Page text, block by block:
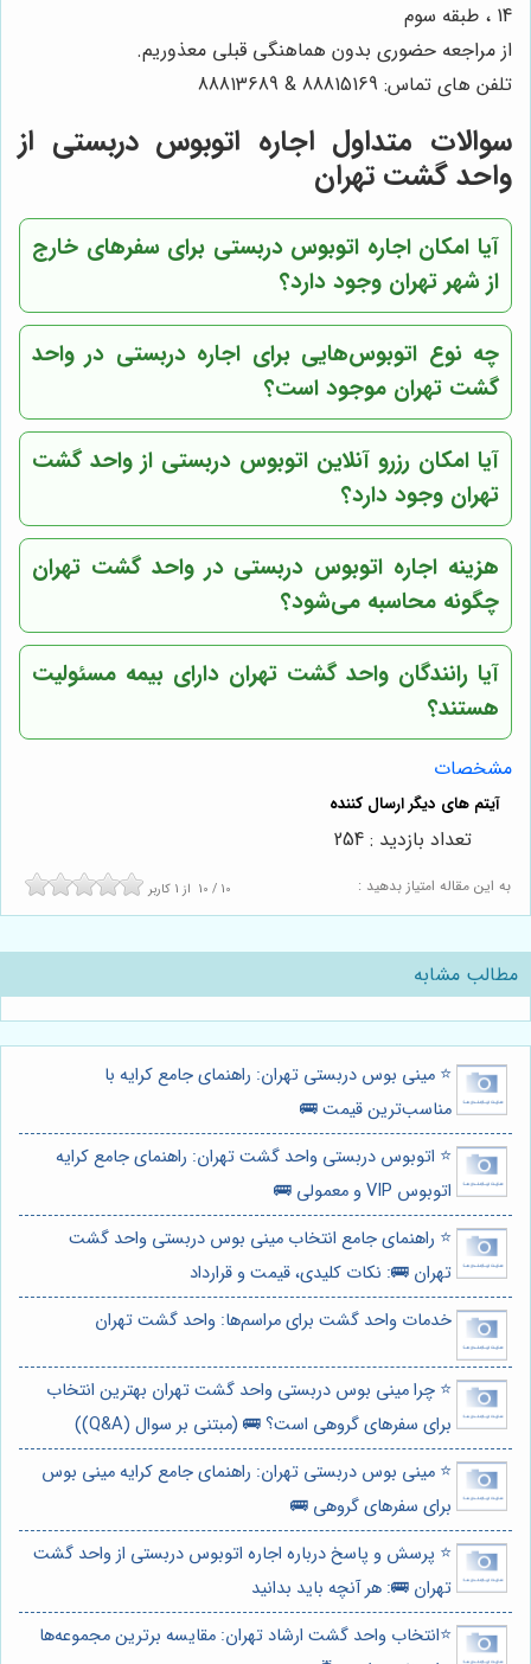
14 ، طبقه سوم
از مراجعه حضوری بدون هماهنگی قبلی معذوریم.
تلفن های تماس: 88815169 & 88813689
سوالات متداول اجاره اتوبوس دربستی از
واحد گشت تهران
آیا امکان اجاره اتوبوس دربستی برای سفرهای خارج
از شهر تهران وجود دارد؟
چه نوع اتوبوس‌هایی برای اجاره دربستی در واحد
گشت تهران موجود است؟
آیا امکان رزرو آنلاین اتوبوس دربستی از واحد گشت
تهران وجود دارد؟
هزینه اجاره اتوبوس دربستی در واحد گشت تهران
چگونه محاسبه می‌شود؟
آیا رانندگان واحد گشت تهران دارای بیمه مسئولیت
هستند؟
مشخصات
به این مقاله امتیاز بدهید : 10 / 10 از 1 کاربر
تعداد بازدید : 254
مطالب مشابه
⭐️ مینی بوس دربستی تهران: راهنمای جامع کرایه با
مناسب‌ترین قیمت 🚌
⭐️ اتوبوس دربستی واحد گشت تهران: راهنمای جامع کرایه
اتوبوس VIP و معمولی 🚌
⭐️ راهنمای جامع انتخاب مینی بوس دربستی واحد گشت
تهران 🚌: نکات کلیدی، قیمت و قرارداد
خدمات واحد گشت برای مراسم‌ها: واحد گشت تهران
⭐️ چرا مینی بوس دربستی واحد گشت تهران بهترین انتخاب
برای سفرهای گروهی است؟ 🚌 (مبتنی بر سوال (Q&A))
⭐️ مینی بوس دربستی تهران: راهنمای جامع کرایه مینی بوس
برای سفرهای گروهی 🚌
⭐️ پرسش و پاسخ درباره اجاره اتوبوس دربستی از واحد گشت
تهران 🚌: هر آنچه باید بدانید
⭐️انتخاب واحد گشت ارشاد تهران: مقایسه برترین مجموعه‌ها